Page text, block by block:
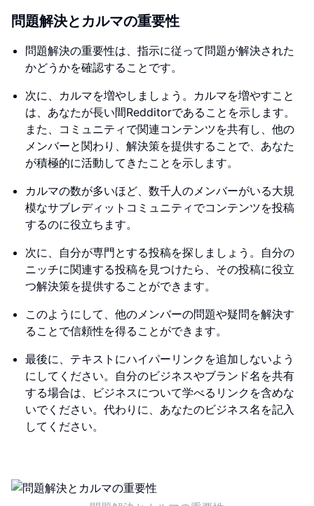
問題解決とカルマの重要性
問題解決の重要性は、指示に従って問題が解決された
かどうかを確認することです。
次に、カルマを増やしましょう。カルマを増やすこと
は、あなたが長い間Redditorであることを示します。
また、コミュニティで関連コンテンツを共有し、他の
メンバーと関わり、解決策を提供することで、あなた
が積極的に活動してきたことを示します。
カルマの数が多いほど、数千人のメンバーがいる大規
模なサブレディットコミュニティでコンテンツを投稿
するのに役立ちます。
次に、自分が専門とする投稿を探しましょう。自分の
ニッチに関連する投稿を見つけたら、その投稿に役立
つ解決策を提供することができます。
このようにして、他のメンバーの問題や疑問を解決す
ることで信頼性を得ることができます。
最後に、テキストにハイパーリンクを追加しないよう
にしてください。自分のビジネスやブランド名を共有
する場合は、ビジネスについて学べるリンクを含めな
いでください。代わりに、あなたのビジネス名を記入
してください。